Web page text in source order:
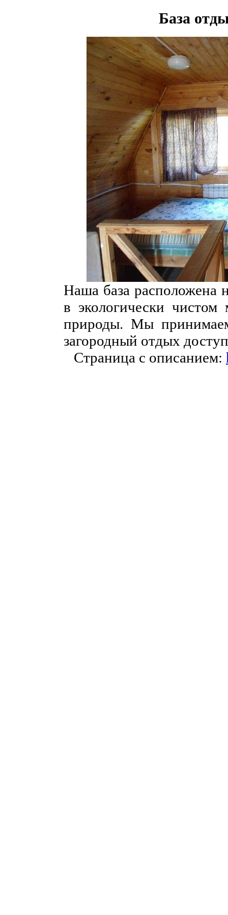
База
Наша база расположена
в экологически
природы. Мы
загородный отдых
Страница с описанием: